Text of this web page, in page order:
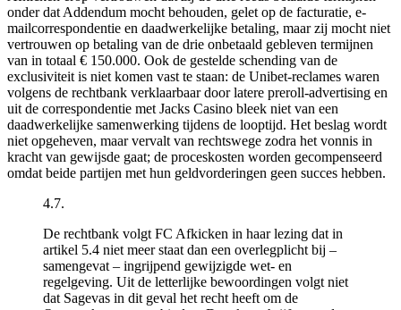
onder dat Addendum mocht behouden, gelet op de facturatie, e-
mailcorrespondentie en daadwerkelijke betaling, maar zij mocht niet
vertrouwen op betaling van de drie onbetaald gebleven termijnen
van in totaal € 150.000. Ook de gestelde schending van de
exclusiviteit is niet komen vast te staan: de Unibet-reclames waren
volgens de rechtbank verklaarbaar door latere preroll-advertising en
uit de correspondentie met Jacks Casino bleek niet van een
daadwerkelijke samenwerking tijdens de looptijd. Het beslag wordt
niet opgeheven, maar vervalt van rechtswege zodra het vonnis in
kracht van gewijsde gaat; de proceskosten worden gecompenseerd
omdat beide partijen met hun geldvorderingen geen succes hebben.
4.7.
De rechtbank volgt FC Afkicken in haar lezing dat in
artikel 5.4 niet meer staat dan een overlegplicht bij –
samengevat – ingrijpend gewijzigde wet- en
regelgeving. Uit de letterlijke bewoordingen volgt niet
dat Sagevas in dit geval het recht heeft om de